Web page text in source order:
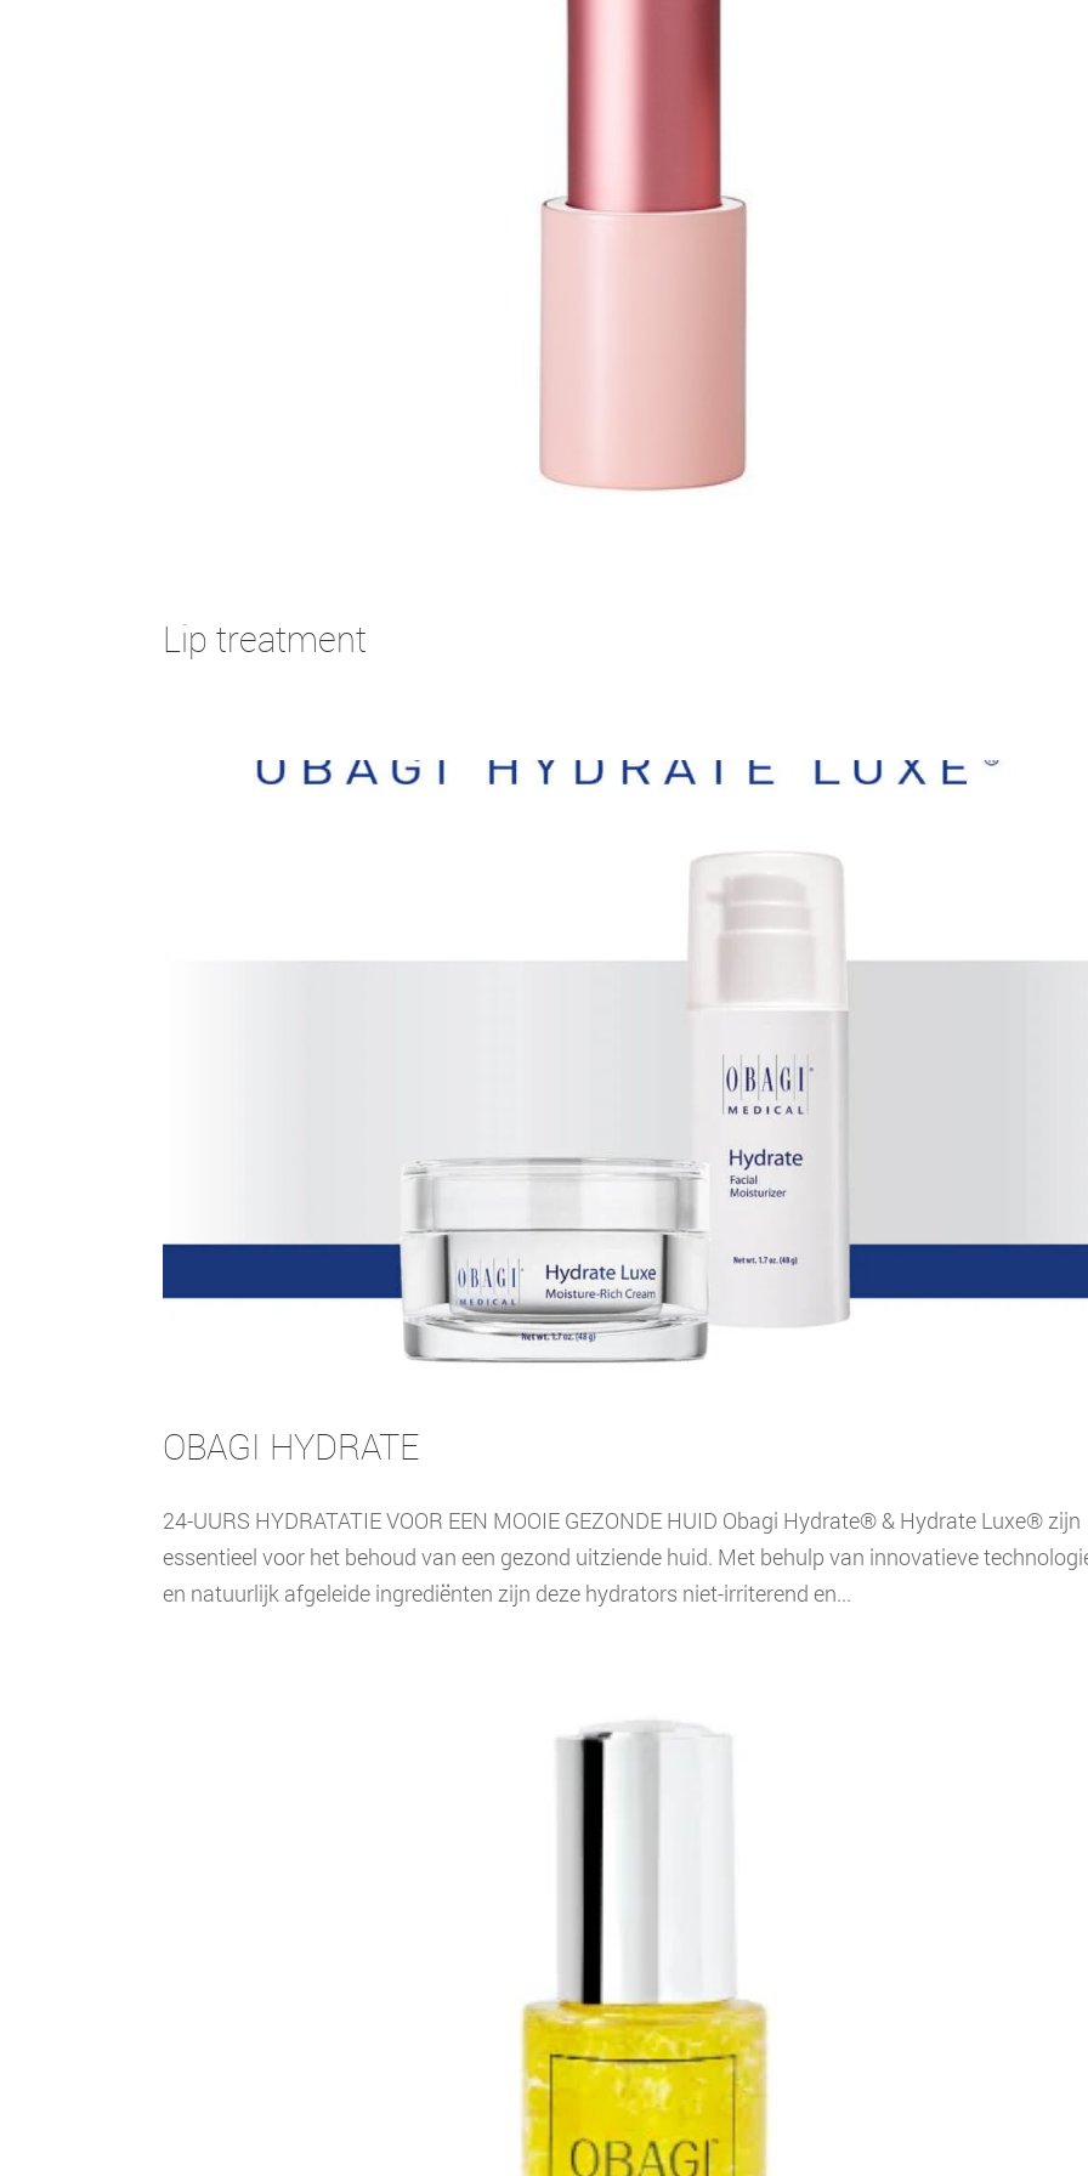
Lip treatment
OBAGI HYDRATE
24-UURS HYDRATATIE VOOR EEN MOOIE GEZONDE HUID Obagi Hydrate® & Hydrate Luxe® zijn
essentieel voor het behoud van een gezond uitziende huid. Met behulp van innovatieve
en natuurlijk afgeleide ingrediënten zijn deze hydrators niet-irriterend en...